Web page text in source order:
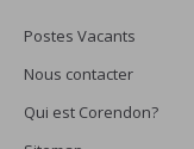
Postes Vacants
Nous contacter
Qui est Corendon?